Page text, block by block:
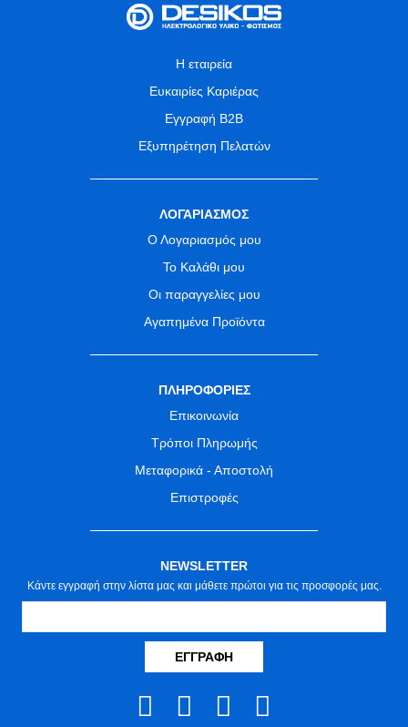
Η εταιρεία
Ευκαιρίες Καριέρας
Εγγραφή B2B
Εξυπηρέτηση Πελατών
ΛΟΓΑΡΙΑΣΜΟΣ
Ο Λογαριασμός μου
Το Καλάθι μου
Οι παραγγελίες μου
Αγαπημένα Προϊόντα
ΠΛΗΡΟΦΟΡΙΕΣ
Επικοινωνία
Τρόποι Πληρωμής
Μεταφορικά - Αποστολή
Επιστροφές
NEWSLETTER
Κάντε εγγραφή στην λίστα μας και μάθετε πρώτοι για τις προσφορές μας.
ΕΓΓΡΑΦΉ